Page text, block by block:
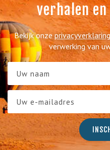
verhalen
Bekijk onzeprivacyverklaring
verwerking van